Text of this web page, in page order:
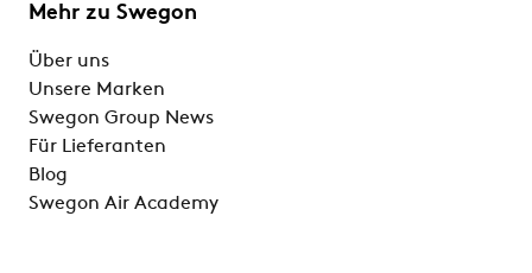
Mehr zu Swegon
Über uns
Unsere Marken
Swegon Group News
Für Lieferanten
Blog
Swegon Air Academy